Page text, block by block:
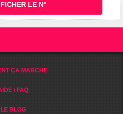
LE N°
ÇA MARCHE
/ FAQ
LE BLOG